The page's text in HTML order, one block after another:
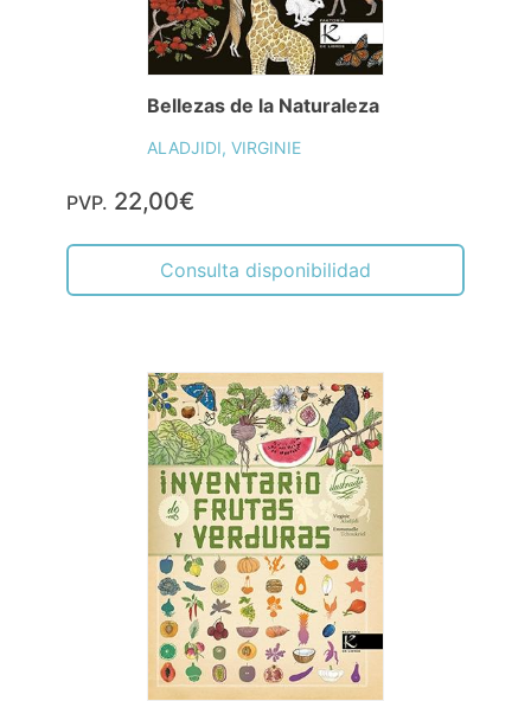
Bellezas de la Naturaleza
ALADJIDI, VIRGINIE
PVP. 22,00€
Consulta disponibilidad